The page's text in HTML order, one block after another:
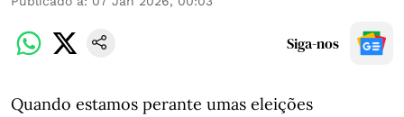
Siga-nos
Quando estamos perante umas eleições